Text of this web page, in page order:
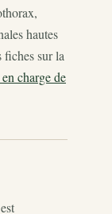
hautes
sur la
charge de